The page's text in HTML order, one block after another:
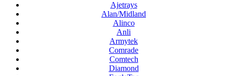
Ajetrays
Alan/Midland
Alinco
Anli
Armytek
Comrade
Comtech
Diamond